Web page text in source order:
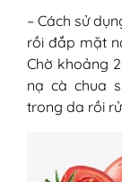
– Cách sử
rồi đắp mặt
Chờ khoảng
nạ cà chua
trong da rồi